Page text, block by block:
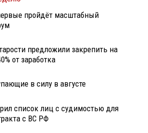
пройдёт масштабный
предложили закрепить на
от заработка
в силу в августе
список лиц с судимостью для
с ВС РФ